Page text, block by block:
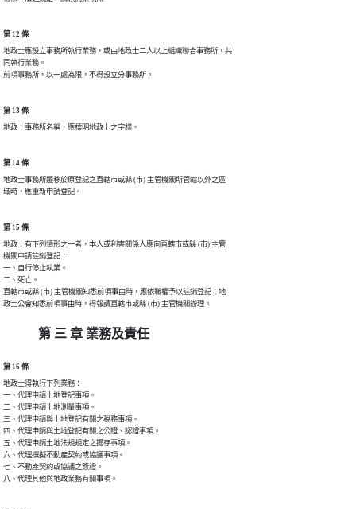
第 12 條
地政士應設立事務所執行業務，或由地政士二人以上組織聯合事務所，共
同執行業務。
前項事務所，以一處為限，不得設立分事務所。
第 13 條
地政士事務所名稱，應標明地政士之字樣。
第 14 條
地政士事務所遷移於原登記之直轄市或縣 (市) 主管機關所管轄以外之區
域時，應重新申請登記。
第 15 條
地政士有下列情形之一者，本人或利害關係人應向直轄市或縣 (市) 主管
機關申請註銷登記：
一、自行停止執業。
二、死亡。
直轄市或縣 (市) 主管機關知悉前項事由時，應依職權予以註銷登記；地
政士公會知悉前項事由時，得報請直轄市或縣 (市) 主管機關辦理。
第 三 章 業務及責任
第 16 條
地政士得執行下列業務：
一、代理申請土地登記事項。
二、代理申請土地測量事項。
三、代理申請與土地登記有關之稅務事項。
四、代理申請與土地登記有關之公證、認證事項。
五、代理申請土地法規規定之提存事項。
六、代理撰擬不動產契約或協議事項。
七、不動產契約或協議之簽證。
八、代理其他與地政業務有關事項。